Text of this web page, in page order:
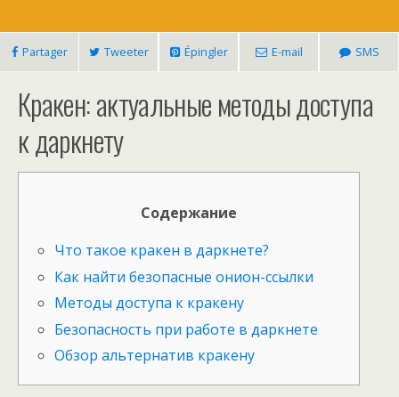
Partager Tweeter Épingler E-mail SMS
Кракен: актуальные методы доступа
к даркнету
Содержание
Что такое кракен в даркнете?
Как найти безопасные онион-ссылки
Методы доступа к кракену
Безопасность при работе в даркнете
Обзор альтернатив кракену